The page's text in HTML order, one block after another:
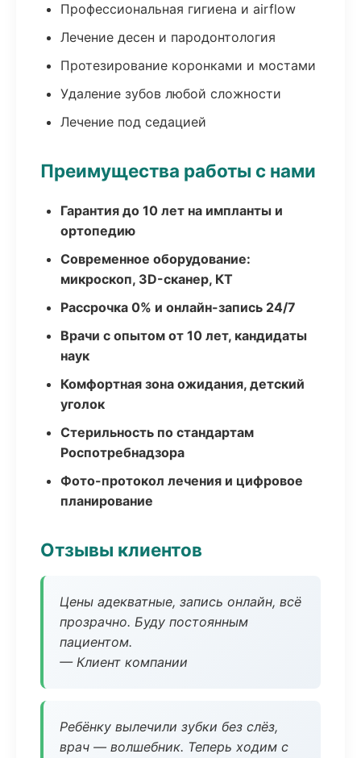
Профессиональная гигиена и airflow
Лечение десен и пародонтология
Протезирование коронками и мостами
Удаление зубов любой сложности
Лечение под седацией
Преимущества работы с нами
Гарантия до 10 лет на импланты и
ортопедию
Современное оборудование:
микроскоп, 3D-сканер, КТ
Рассрочка 0% и онлайн-запись 24/7
Врачи с опытом от 10 лет, кандидаты
наук
Комфортная зона ожидания, детский
уголок
Стерильность по стандартам
Роспотребнадзора
Фото-протокол лечения и цифровое
планирование
Отзывы клиентов
Цены адекватные, запись онлайн, всё
прозрачно. Буду постоянным
пациентом.
— Клиент компании
Ребёнку вылечили зубки без слёз,
врач — волшебник. Теперь ходим с